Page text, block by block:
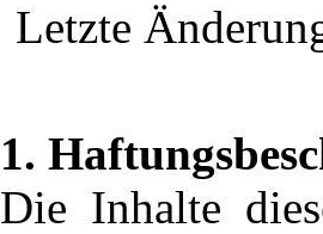
Letzte
1.
Die Inhalte